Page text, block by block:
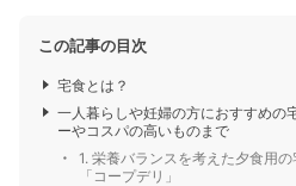
この記事の目次
宅食とは？
一人暮らしや妊婦の方におすすめの
ーやコスパの高いものまで
1. 栄養バランスを考えた夕食用
「コープデリ」